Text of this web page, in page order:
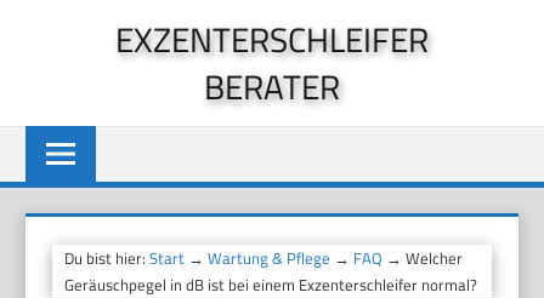
EXZENTERSCHLEIFER
BERATER
Du bist hier:Start →Wartung & Pflege → FAQ → Welcher
Geräuschpegel in dB ist bei einem Exzenterschleifer normal?